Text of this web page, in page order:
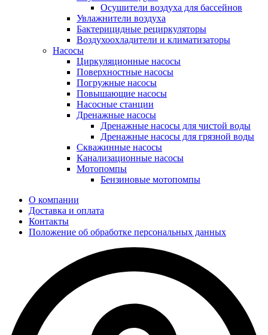
Осушители воздуха для бассейнов
Увлажнители воздуха
Бактерицидные рециркуляторы
Воздухоохладители и климатизаторы
Насосы
Циркуляционные насосы
Поверхностные насосы
Погружные насосы
Повышающие насосы
Насосные станции
Дренажные насосы
Дренажные насосы для чистой воды
Дренажные насосы для грязной воды
Скважинные насосы
Канализационные насосы
Мотопомпы
Бензиновые мотопомпы
О компании
Доставка и оплата
Контакты
Положение об обработке персональных данных